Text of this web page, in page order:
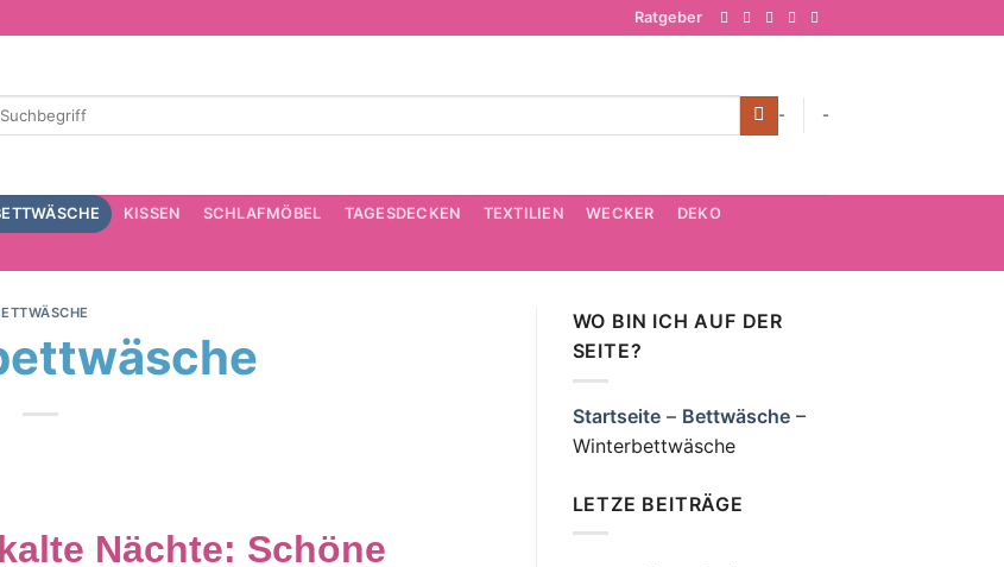
Ratgeber
- -
KISSEN SCHLAFMÖBEL TAGESDECKEN TEXTILIEN WECKER DEKO
Nächte: Schöne
WO BIN ICH AUF DER
SEITE?
Startseite– Bettwäsche–
Winterbettwäsche
LETZE BEITRÄGE